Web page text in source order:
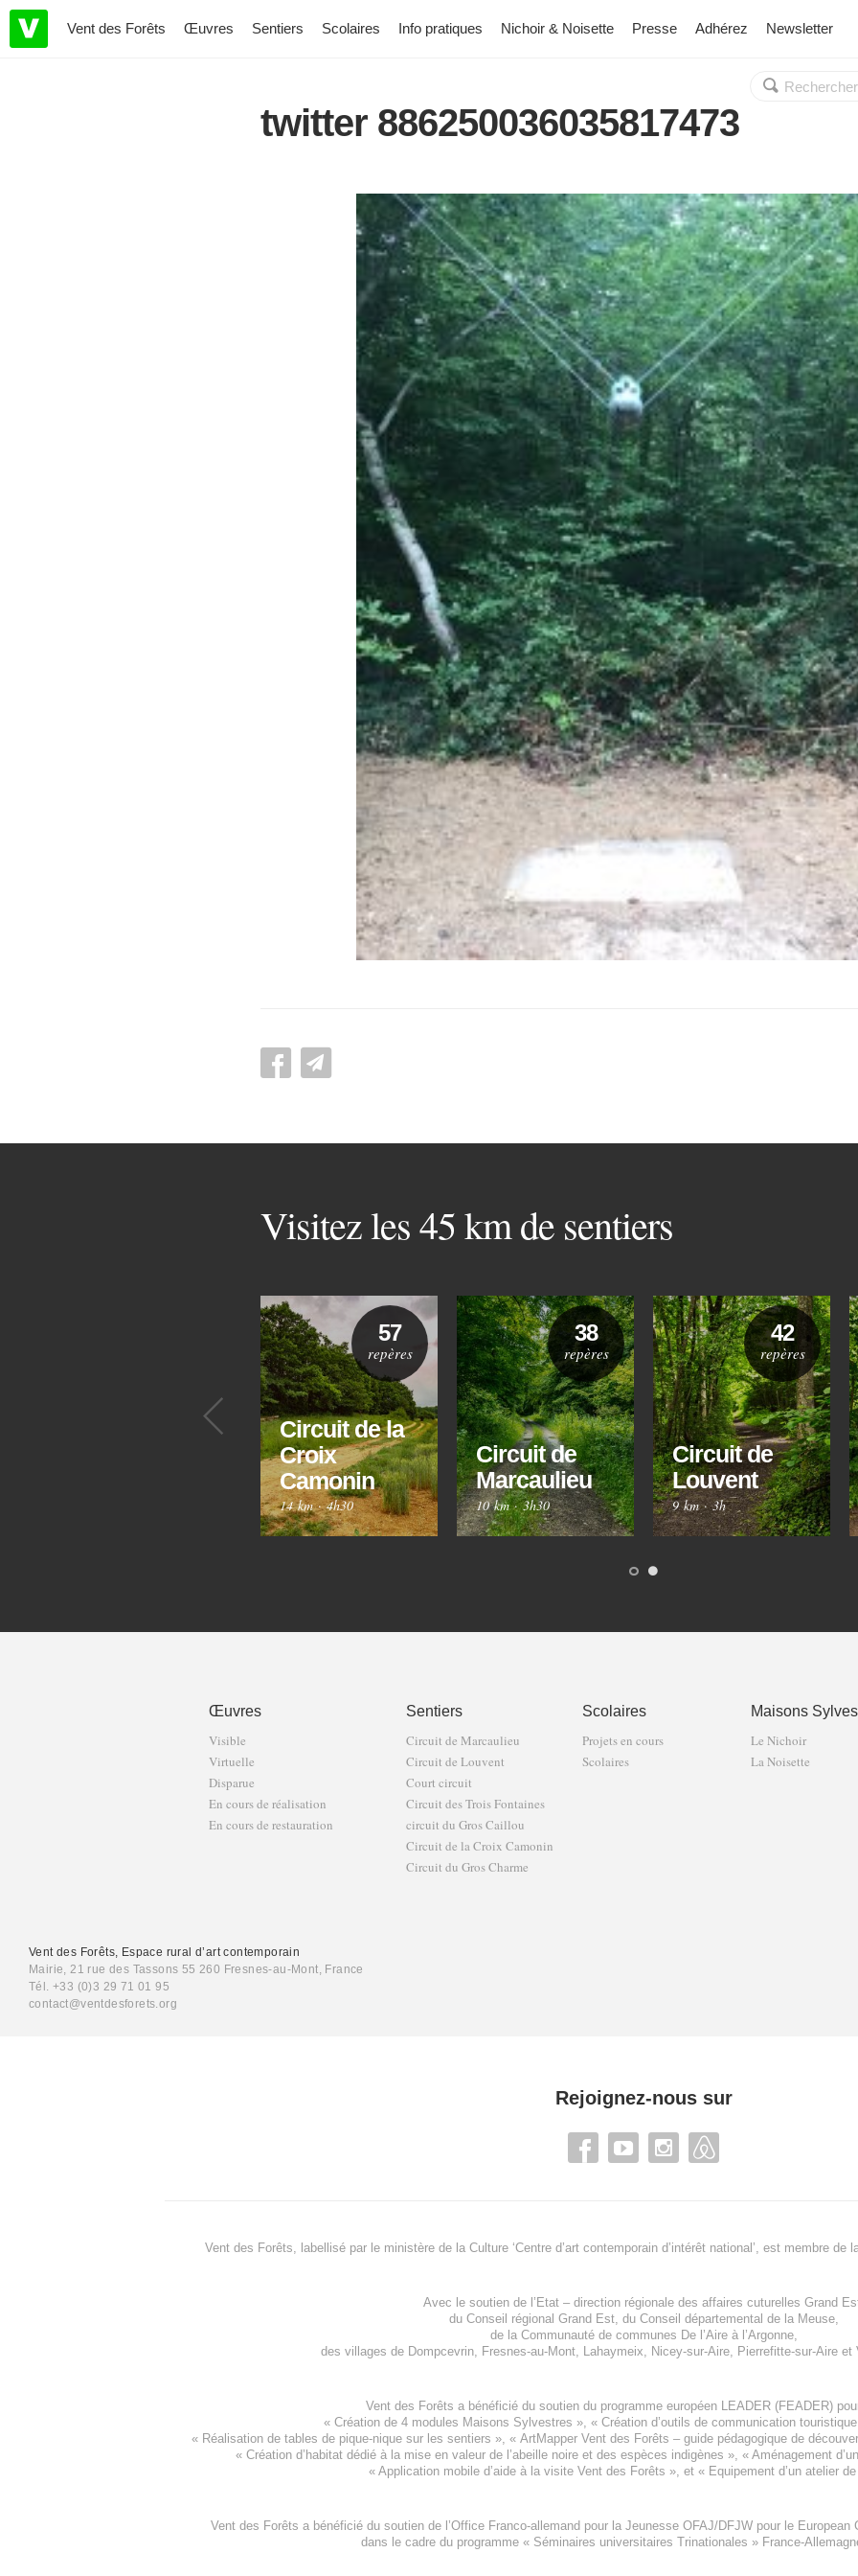
Vent des Forêts Œuvres Sentiers Scolaires Info pratiques Nichoir & Noisette Presse Adhérez Newsletter
Rechercher :
OK
twitter 886250036035817473
Visitez les 45 km de sentiers
Précédent
Circuit de la
Croix
Camonin
14 km·4h30
57
repères
Circuit de
Marcaulieu
10 km·3h30
38
repères
Circuit de
Louvent
9 km·3h
42
repères
Œuvres
Visible
Virtuelle
Disparue
En cours de réalisation
En cours de restauration
Sentiers
Circuit de Marcaulieu
Circuit de Louvent
Court circuit
Circuit des Trois Fontaines
circuit du Gros Caillou
Circuit de la Croix Camonin
Circuit du Gros Charme
Scolaires
Projets en cours
Scolaires
Maisons
Le Nichoir
La Noisette
Vent des Forêts, Espace rural d’art contemporain
Mairie, 21 rue des Tassons 55 260 Fresnes-au-Mont, France
Tél. +33 (0)3 29 71 01 95
contact@ventdesforets.org
Rejoignez-nous sur
Vent des Forêts, labellisé par le ministère de la Culture ‘Centre d’art contemporain d’intérêt national’, est membre de
Avec le soutien de l’ Etat – direction régionale des affaires cuturelles Grand
du Conseil régional Grand Est, du Conseil départemental de la Meuse,
de la Communauté de communes De l’Aire à l’Argonne,
des villages de Dompcevrin, Fresnes-au-Mont, Lahaymeix, Nicey-sur-Aire, Pierrefitte-sur-Aireet
Vent des Forêts a bénéficié du soutien du programme européen LEADER (FEADER)
« Création de 4 modules Maisons Sylvestres », « Création d’outils de communication
« Réalisation de tables de pique-nique sur les sentiers », « ArtMapper Vent des Forêts – guide pédagogique de
« Création d’habitat dédié à la mise en valeur de l’abeille noire et des espèces indigènes », « Aménagement
« Application mobile d’aide à la visite Vent des Forêts », et « Equipement d’un atelier
Vent des Forêts a bénéficié du soutien de l’Office Franco-allemand pour la Jeunesse OFAJ/DFJW pour le European
dans le cadre du programme « Séminaires universitaires Trinationales » France-